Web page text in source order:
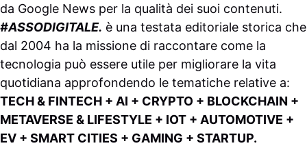
da Google News per la qualità dei suoi contenuti.
#ASSODIGITALE. è una testata editoriale storica che
dal 2004 ha la missione di raccontare come la
tecnologia può essere utile per migliorare la vita
quotidiana approfondendo le tematiche relative a:
TECH & FINTECH + AI + CRYPTO + BLOCKCHAIN +
METAVERSE & LIFESTYLE + IOT + AUTOMOTIVE +
EV + SMART CITIES + GAMING + STARTUP.